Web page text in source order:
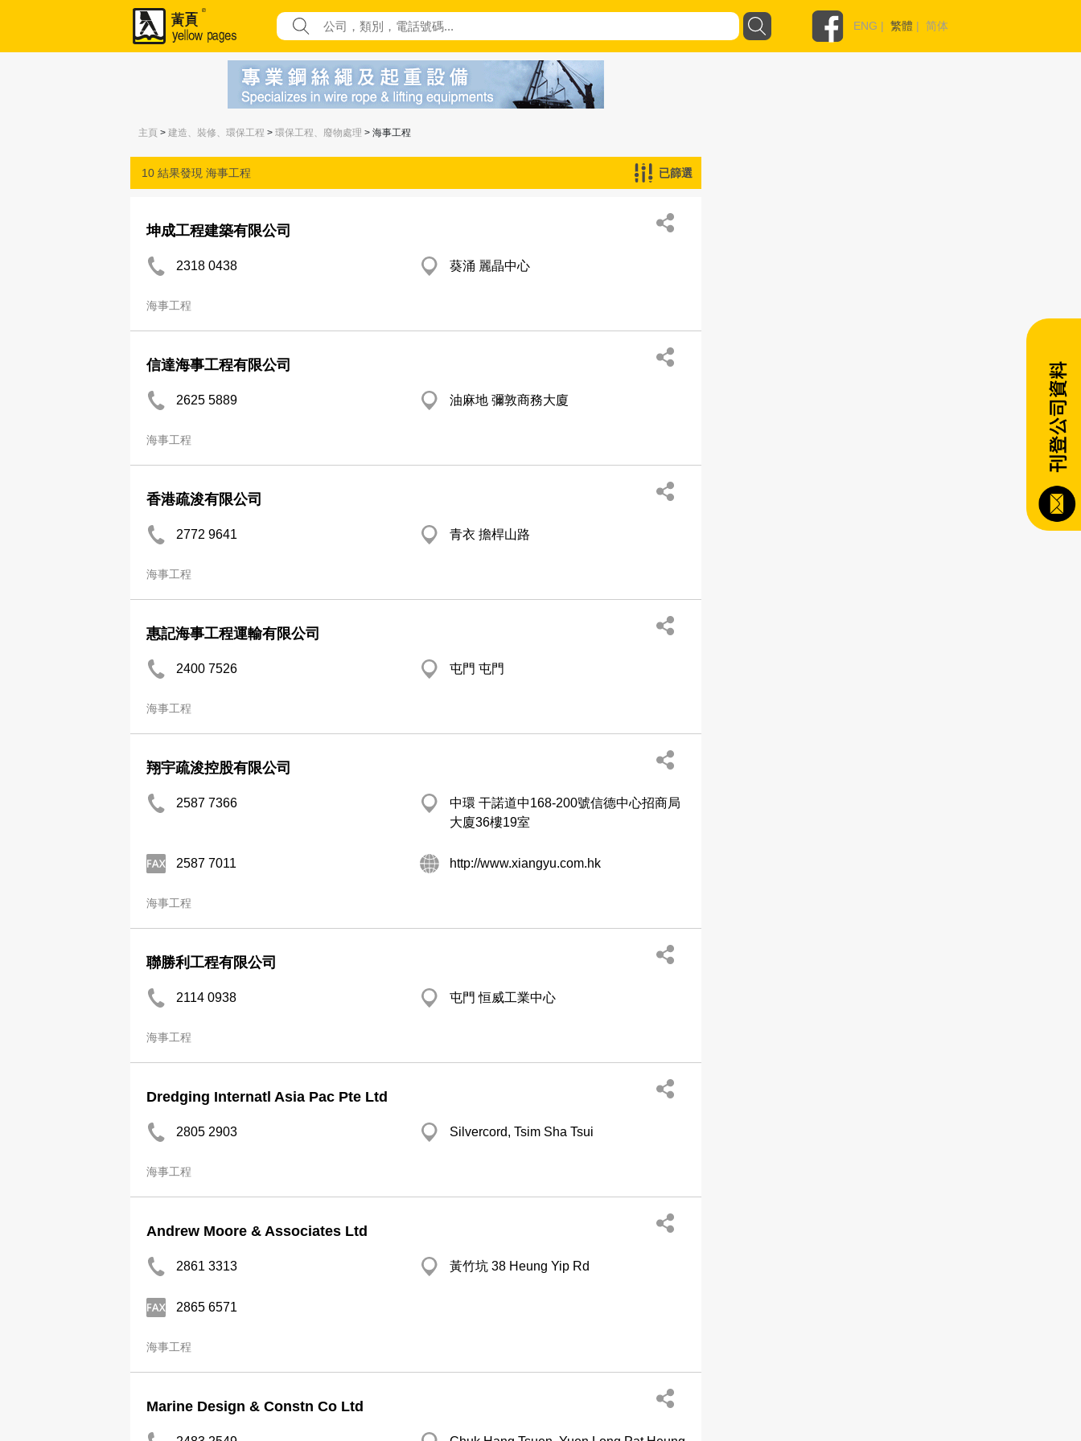
ENG | 繁體 | 简体
主頁 > 建造、裝修、環保工程 > 環保工程、廢物處理 > 海事工程
10 結果發現 海事工程 已篩選
坤成工程建築有限公司
2318 0438 葵涌 麗晶中心
海事工程
信達海事工程有限公司
2625 5889 油麻地 彌敦商務大廈
海事工程
香港疏浚有限公司
2772 9641 青衣 擔桿山路
海事工程
惠記海事工程運輸有限公司
2400 7526 屯門 屯門
海事工程
翔宇疏浚控股有限公司
2587 7366
中環 干諾道中168-200號信德中心招商局
大廈36樓19室
2587 7011 http://www.xiangyu.com.hk
海事工程
聯勝利工程有限公司
2114 0938 屯門 恒威工業中心
海事工程
Dredging Internatl Asia Pac Pte Ltd
2805 2903 Silvercord, Tsim Sha Tsui
海事工程
Andrew Moore & Associates Ltd
2861 3313 黃竹坑 38 Heung Yip Rd
2865 6571
海事工程
Marine Design & Constn Co Ltd